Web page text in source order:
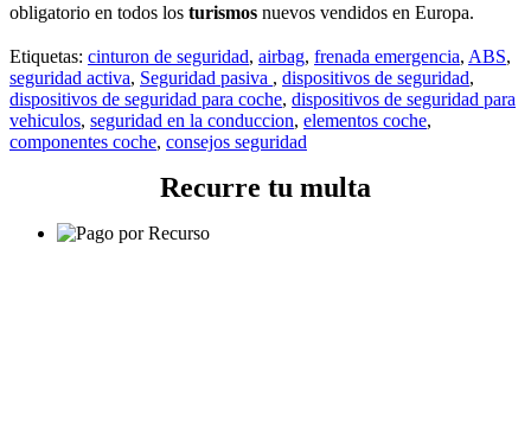
obligatorio en todos los turismos nuevos vendidos en Europa.
Etiquetas: cinturon de seguridad, airbag, frenada emergencia, ABS,
seguridad activa, Seguridad pasiva , dispositivos de seguridad,
dispositivos de seguridad para coche, dispositivos de seguridad para
vehiculos, seguridad en la conduccion, elementos coche,
componentes coche, consejos seguridad
Recurre tu multa